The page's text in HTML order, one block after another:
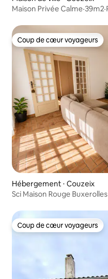
Maison Privée
Coup de cœur voyageurs
Coup de cœur voyageurs
Hébergement ⋅ Couzeix
Sci Maison Rouge Buxerolles
Coup de cœur voyageurs
Coup de cœur voyageurs